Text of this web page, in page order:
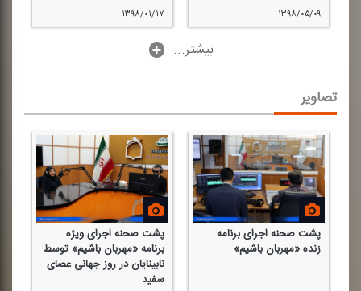
۱۳۹۸/۰۵/۰۹ ۱۳۹۸/۰۱/۱۷
...بیشتر
تصاویر
پشت صحنه اجرای برنامه
زنده «مهربان باشیم»
پشت صحنه اجرای ویژه
برنامه «مهربان باشیم» توسط
نابینایان در روز جهانی عصای
سفید